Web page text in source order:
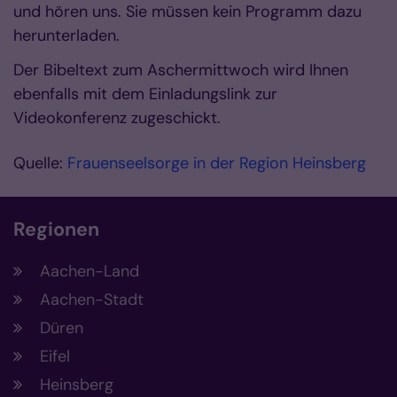
und hören uns. Sie müssen kein Programm dazu
herunterladen.
Der Bibeltext zum Aschermittwoch wird Ihnen
ebenfalls mit dem Einladungslink zur
Videokonferenz zugeschickt.
Quelle: Frauenseelsorge in der Region Heinsberg
Regionen
Aachen-Land
Aachen-Stadt
Düren
Eifel
Heinsberg